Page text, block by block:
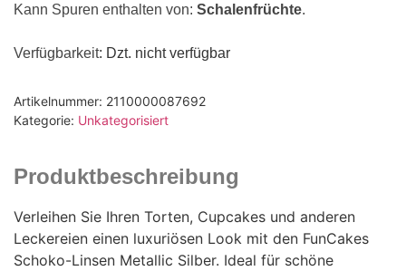
Kann Spuren enthalten von: Schalenfrüchte.
Verfügbarkeit: Dzt. nicht verfügbar
Artikelnummer: 2110000087692
Kategorie: Unkategorisiert
Produktbeschreibung
Verleihen Sie Ihren Torten, Cupcakes und anderen
Leckereien einen luxuriösen Look mit den FunCakes
Schoko-Linsen Metallic Silber. Ideal für schöne